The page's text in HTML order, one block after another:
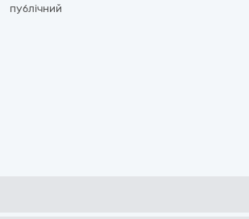
публічний